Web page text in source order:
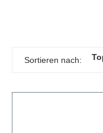
Sortieren nach: